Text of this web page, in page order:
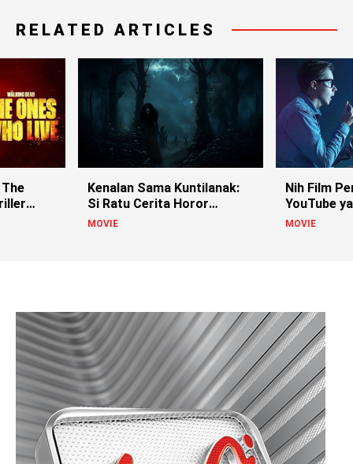
RELATED ARTICLES
Kenalan Sama Kuntilanak:
Si Ratu Cerita Horor
Indonesia!
MOVIE
Nih Film
YouTube
MOVIE